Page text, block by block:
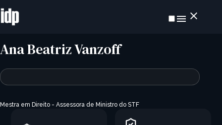
Ana Beatriz Vanzoff
Mestra em Direito - Assessora de Ministro do STF